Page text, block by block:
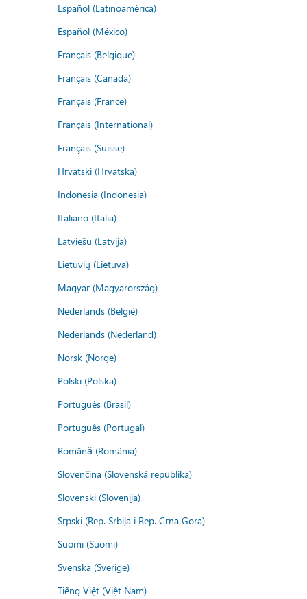
Español (Latinoamérica)
Español (México)
Français (Belgique)
Français (Canada)
Français (France)
Français (International)
Français (Suisse)
Hrvatski (Hrvatska)
Indonesia (Indonesia)
Italiano (Italia)
Latviešu (Latvija)
Lietuvių (Lietuva)
Magyar (Magyarország)
Nederlands (België)
Nederlands (Nederland)
Norsk (Norge)
Polski (Polska)
Português (Brasil)
Português (Portugal)
Română (România)
Slovenčina (Slovenská republika)
Slovenski (Slovenija)
Srpski (Rep. Srbija i Rep. Crna Gora)
Suomi (Suomi)
Svenska (Sverige)
Tiếng Việt (Việt Nam)